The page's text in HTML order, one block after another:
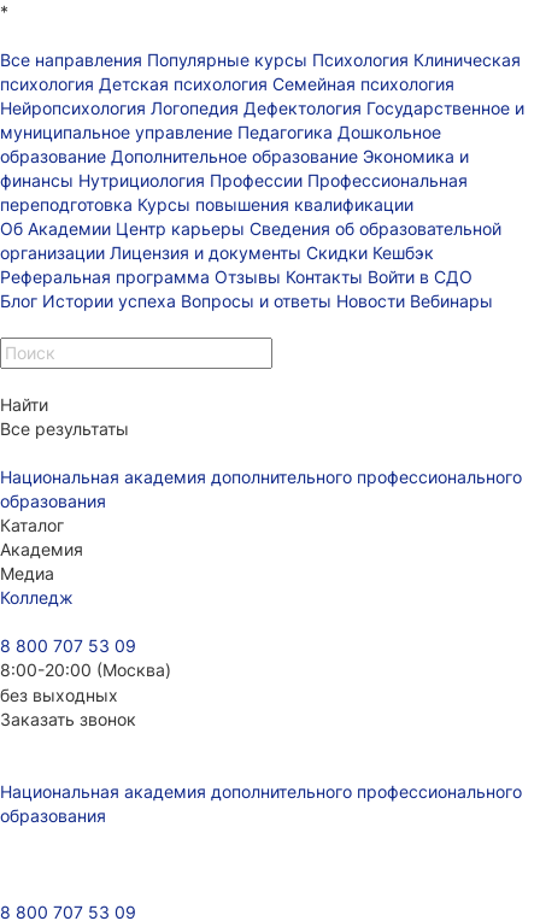
*
Все направления Популярные курсы Психология Клиническая
психология Детская психология Семейная психология
Нейропсихология Логопедия Дефектология Государственное и
муниципальное управление Педагогика Дошкольное
образование Дополнительное образование Экономика и
финансы Нутрициология Профессии Профессиональная
переподготовка Курсы повышения квалификации
Об Академии Центр карьеры Сведения об образовательной
организации Лицензия и документы Скидки Кешбэк
Реферальная программа Отзывы Контакты Войти в СДО
Блог Истории успеха Вопросы и ответы Новости Вебинары
Найти
Все результаты
Национальная академия дополнительного профессионального
образования
Каталог
Академия
Медиа
Колледж
8 800 707 53 09
8:00-20:00 (Москва)
без выходных
Заказать звонок
Национальная академия дополнительного профессионального
образования
8 800 707 53 09